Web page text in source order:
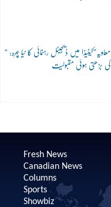
“معاویہ”کینیڈا میں ڈیجیٹل رہنمائی کا نیا چہرہ:
کی بڑھتی ہوئی مقبولیت
Fresh News
Canadian News
Columns
Sports
Showbiz